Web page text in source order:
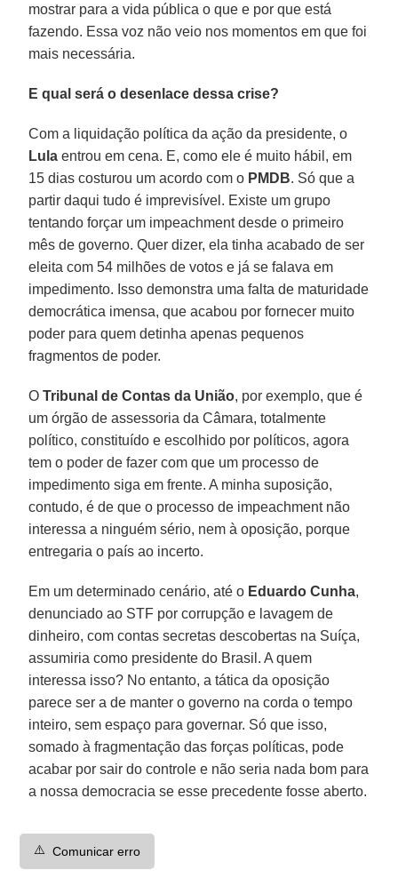
mostrar para a vida pública o que e por que está
fazendo. Essa voz não veio nos momentos em que foi
mais necessária.
E qual será o desenlace dessa crise?
Com a liquidação política da ação da presidente, o
Lula entrou em cena. E, como ele é muito hábil, em
15 dias costurou um acordo com o PMDB. Só que a
partir daqui tudo é imprevisível. Existe um grupo
tentando forçar um impeachment desde o primeiro
mês de governo. Quer dizer, ela tinha acabado de ser
eleita com 54 milhões de votos e já se falava em
impedimento. Isso demonstra uma falta de maturidade
democrática imensa, que acabou por fornecer muito
poder para quem detinha apenas pequenos
fragmentos de poder.
OTribunal de Contas da União, por exemplo, que é
um órgão de assessoria da Câmara, totalmente
político, constituído e escolhido por políticos, agora
tem o poder de fazer com que um processo de
impedimento siga em frente. A minha suposição,
contudo, é de que o processo de impeachment não
interessa a ninguém sério, nem à oposição, porque
entregaria o país ao incerto.
Em um determinado cenário, até o Eduardo Cunha,
denunciado ao STF por corrupção e lavagem de
dinheiro, com contas secretas descobertas na Suíça,
assumiria como presidente do Brasil. A quem
interessa isso? No entanto, a tática da oposição
parece ser a de manter o governo na corda o tempo
inteiro, sem espaço para governar. Só que isso,
somado à fragmentação das forças políticas, pode
acabar por sair do controle e não seria nada bom para
a nossa democracia se esse precedente fosse aberto.
⚠️ Comunicar erro